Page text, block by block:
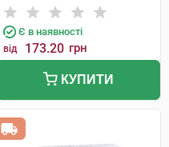
Лабораторіз
Є в наявності
від 173.20 грн
КУПИТИ